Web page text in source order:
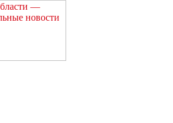
дня в Тульской области на сайте